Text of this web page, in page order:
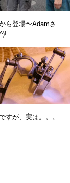
ら登場〜Adamさ
すが、実は。。。